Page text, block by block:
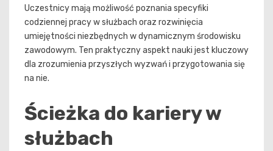
Uczestnicy mają możliwość poznania specyfiki
codziennej pracy w służbach oraz rozwinięcia
umiejętności niezbędnych w dynamicznym środowisku
zawodowym. Ten praktyczny aspekt nauki jest kluczowy
dla zrozumienia przyszłych wyzwań i przygotowania się
na nie.
Ścieżka do kariery w
służbach